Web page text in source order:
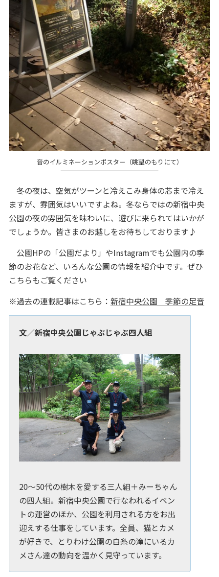
音のイルミネーションポスター（眺望のもりにて）
冬の夜は、空気がツーンと冷えこみ身体の芯まで冷え
ますが、雰囲気はいいですよね。冬ならではの新宿中央
公園の夜の雰囲気を味わいに、遊びに来られてはいかが
でしょうか。皆さまのお越しをお待ちしております♪
公園HPの「公園だより」やInstagramでも公園内の季
節のお花など、いろんな公園の情報を紹介中です。ぜひ
こちらもご覧ください
※過去の連載記事はこちら： 新宿中央公園 季節の足音
文／新宿中央公園じゃぶじゃぶ四人組
20～50代の樹木を愛する三人組＋みーちゃん
の四人組。新宿中央公園で行なわれるイベン
トの運営のほか、公園を利用される方をお出
迎えする仕事をしています。全員、猫とカメ
が好きで、とりわけ公園の白糸の滝にいるカ
メさん達の動向を温かく見守っています。